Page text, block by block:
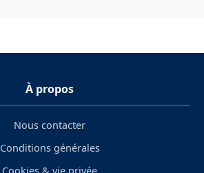
À propos
Nous contacter
Conditions générales